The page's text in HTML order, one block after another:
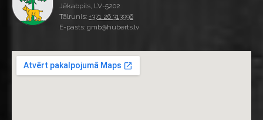
Jēkabpils, LV-5202
Tālrunis: +371 26 313996
E-pasts: gmb@huberts.lv